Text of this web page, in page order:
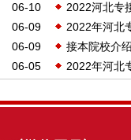
06-10
2022河北专
06-09
2022年河北
明
06-09
接本院校介
06-05
2022年河北